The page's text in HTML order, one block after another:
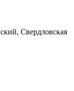
Свердловская